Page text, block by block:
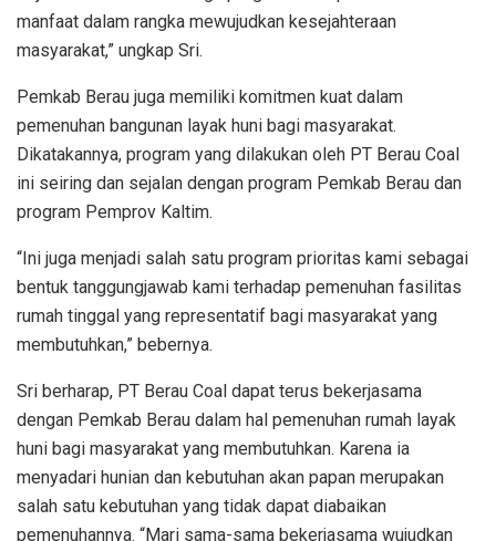
manfaat dalam rangka mewujudkan kesejahteraan
masyarakat,” ungkap Sri.
Pemkab Berau juga memiliki komitmen kuat dalam
pemenuhan bangunan layak huni bagi masyarakat.
Dikatakannya, program yang dilakukan oleh PT Berau Coal
ini seiring dan sejalan dengan program Pemkab Berau dan
program Pemprov Kaltim.
“Ini juga menjadi salah satu program prioritas kami sebagai
bentuk tanggungjawab kami terhadap pemenuhan fasilitas
rumah tinggal yang representatif bagi masyarakat yang
membutuhkan,” bebernya.
Sri berharap, PT Berau Coal dapat terus bekerjasama
dengan Pemkab Berau dalam hal pemenuhan rumah layak
huni bagi masyarakat yang membutuhkan. Karena ia
menyadari hunian dan kebutuhan akan papan merupakan
salah satu kebutuhan yang tidak dapat diabaikan
pemenuhannya. “Mari sama-sama bekerjasama wujudkan